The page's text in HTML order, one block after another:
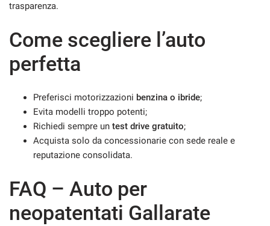
trasparenza.
Come scegliere l’auto
perfetta
Preferisci motorizzazioni benzina o ibride;
Evita modelli troppo potenti;
Richiedi sempre un test drive gratuito;
Acquista solo da concessionarie con sede reale e
reputazione consolidata.
FAQ – Auto per
neopatentati Gallarate
in
momento.
Cookie necessari
Cookie per il miglioramento dell'esperienza utente